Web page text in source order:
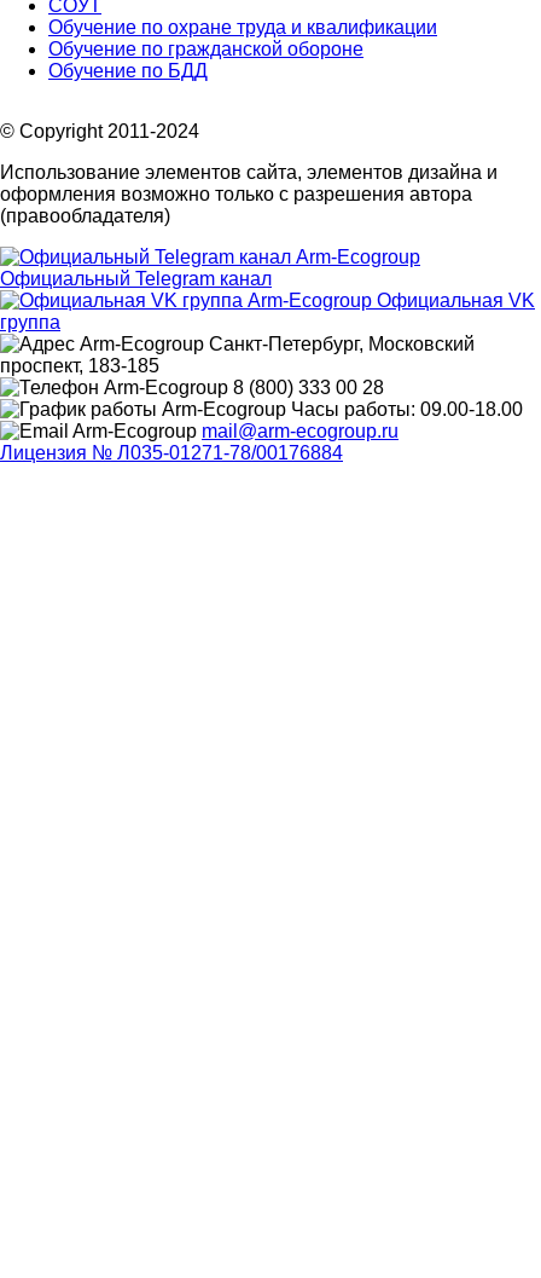
СОУТ
Обучение по охране труда и квалификации
Обучение по гражданской обороне
Обучение по БДД
© Copyright 2011-2024
Использование элементов сайта, элементов дизайна и
оформления возможно только с разрешения автора
(правообладателя)
Официальный Telegram канал
Официальная VK
группа
Санкт-Петербург, Московский
проспект, 183-185
8 (800) 333 00 28
Часы работы: 09.00-18.00
mail@arm-ecogroup.ru
Лицензия № Л035-01271-78/00176884